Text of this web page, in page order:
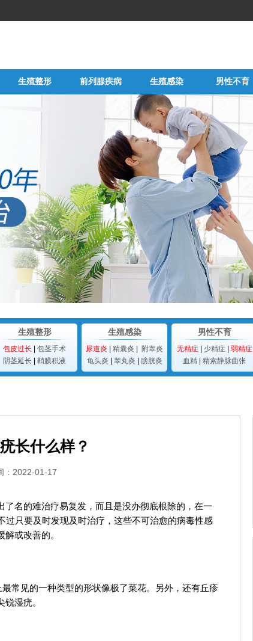
生殖整形 前列腺疾病 生殖感染 男性不育
生殖整形
包皮过长 | 包茎手术
阴茎延长 | 鞘膜积液
生殖感染
尿道炎 | 精囊炎 | 附睾炎
龟头炎 | 睾丸炎 | 膀胱炎
男性不育
无精症 | 少精症 | 弱精症
血精 | 精索静脉曲张
长什么样？
：2022-01-17
名的难治疗易复发，而且是没办彻底根除的，在一
过只要及时发现及时治疗，这些不可治愈的病毒性感
或改善的。
常见的一种类型的形状像极了菜花。另外，还有丘疹
湿疣。